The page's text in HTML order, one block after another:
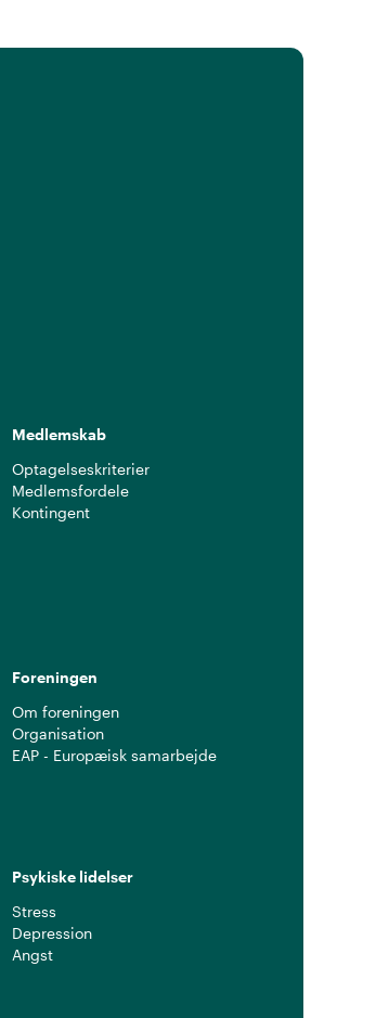
Medlemskab
Optagelseskriterier
Medlemsfordele
Kontingent
Foreningen
Om foreningen
Organisation
EAP - Europæisk samarbejde
Psykiske lidelser
Stress
Depression
Angst